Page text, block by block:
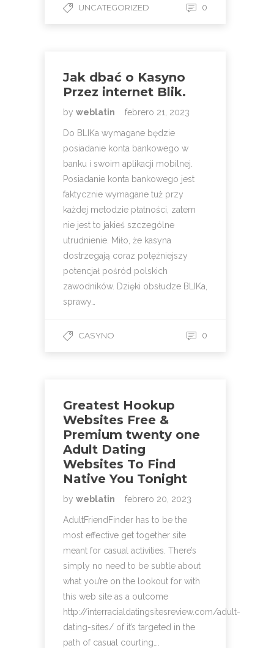
UNCATEGORIZED 0
Jak dbać o Kasyno
Przez internet Blik.
by weblatin febrero 21, 2023
Do BLIKa wymagane będzie
posiadanie konta bankowego w
banku i swoim aplikacji mobilnej.
Posiadanie konta bankowego jest
faktycznie wymagane tuż przy
każdej metodzie płatności, zatem
nie jest to jakieś szczególne
utrudnienie. Miło, że kasyna
dostrzegają coraz potężniejszy
potencjał pośród polskich
zawodników. Dzięki obsłudze BLIKa,
sprawy…
CASYNO 0
Greatest Hookup
Websites Free &
Premium twenty one
Adult Dating
Websites To Find
Native You Tonight
by weblatin febrero 20, 2023
AdultFriendFinder has to be the
most effective get together site
meant for casual activities. There’s
simply no need to be subtle about
what you’re on the lookout for with
this web site as a outcome
http://interracialdatingsitesreview.com/adult-
dating-sites/ of it’s targeted in the
path of casual courting….